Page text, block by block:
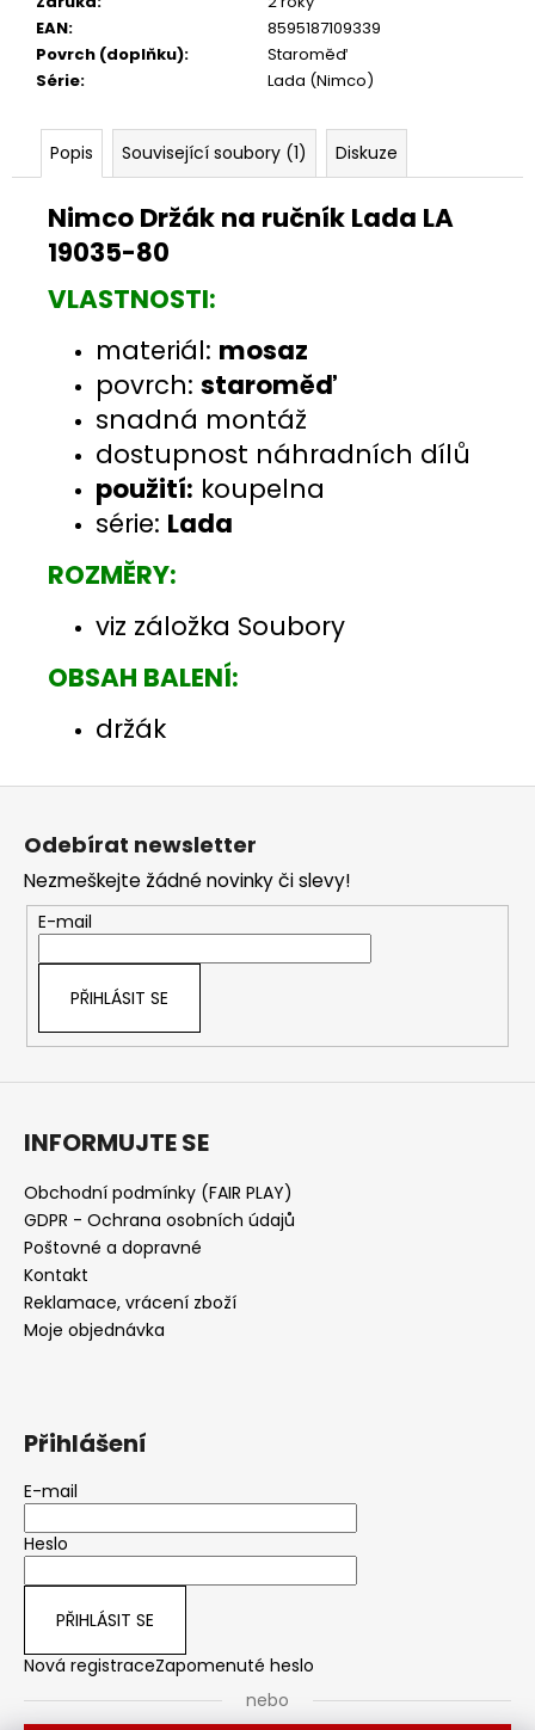
EAN:
8595187109339
Povrch (doplňku):
Staroměď
Série: Lada (Nimco)
Popis Související soubory (1) Diskuze
Nimco Držák na ručník Lada LA
19035-80
VLASTNOSTI:
materiál: mosaz
povrch: staroměď
snadná montáž
dostupnost náhradních dílů
použití: koupelna
série: Lada
ROZMĚRY:
viz záložka Soubory
OBSAH BALENÍ:
držák
Z
Odebírat newsletter
Nezmeškejte žádné novinky či slevy!
E-mail
PŘIHLÁSIT SE
INFORMUJTE SE
Obchodní podmínky (FAIR PLAY)
GDPR - Ochrana osobních údajů
Poštovné a dopravné
Kontakt
Reklamace, vrácení zboží
Moje objednávka
Přihlášení
E-mail
Heslo
PŘIHLÁSIT SE
Nová registraceZapomenuté heslo
nebo